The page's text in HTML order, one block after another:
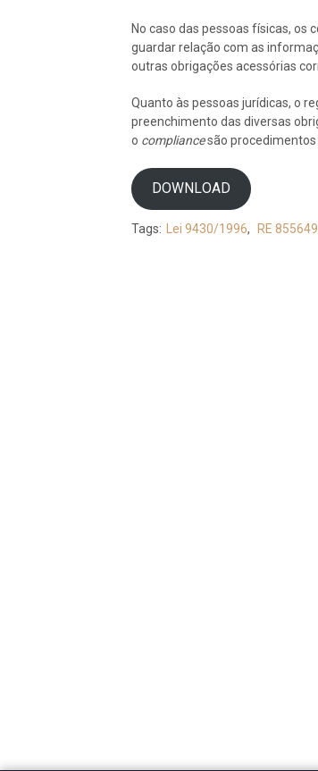
No caso das pessoas físicas,
guardar relação com as
outras obrigações acessórias
Quanto às pessoas jurídicas, o
preenchimento das diversas
o compliancesão procedimentos
DOWNLOAD
Tags: Lei 9430/1996, RE 855649